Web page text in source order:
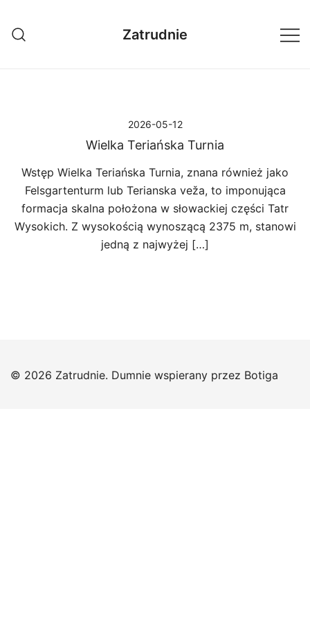
treści
Zatrudnie
2026-05-12
Wielka Teriańska Turnia
Wstęp Wielka Teriańska Turnia, znana również jako
Felsgartenturm lub Terianska veža, to imponująca
formacja skalna położona w słowackiej części Tatr
Wysokich. Z wysokością wynoszącą 2375 m, stanowi
jedną z najwyżej […]
© 2026 Zatrudnie. Dumnie wspierany przez Botiga